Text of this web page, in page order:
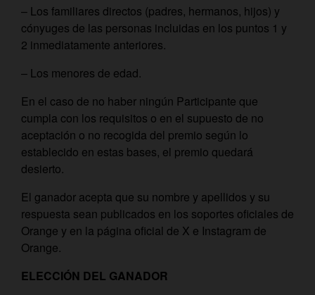
– Los familiares directos (padres, hermanos, hijos) y
cónyuges de las personas incluidas en los puntos 1 y
2 inmediatamente anteriores.
– Los menores de edad.
En el caso de no haber ningún Participante que
cumpla con los requisitos o en el supuesto de no
aceptación o no recogida del premio según lo
establecido en estas bases, el premio quedará
desierto.
El ganador acepta que su nombre y apellidos y su
respuesta sean publicados en los soportes oficiales de
Orange y en la página oficial de X e Instagram de
Orange.
ELECCIÓN DEL GANADOR